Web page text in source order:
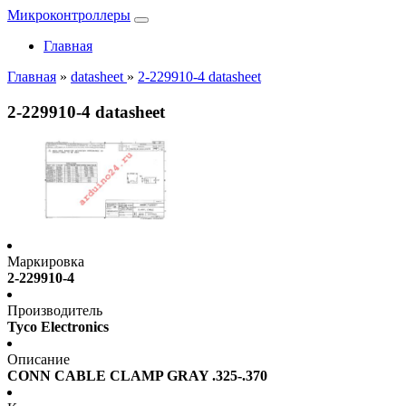
Микроконтроллеры
Главная
Главная » datasheet » 2-229910-4 datasheet
2-229910-4 datasheet
Маркировка
2-229910-4
Производитель
Tyco Electronics
Описание
CONN CABLE CLAMP GRAY .325-.370